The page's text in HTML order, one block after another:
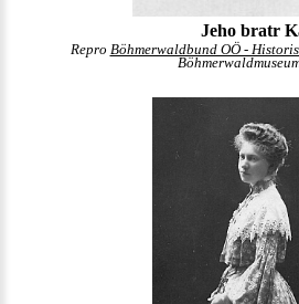
Jeho bratr
Repro Böhmerwaldbund OÖ -